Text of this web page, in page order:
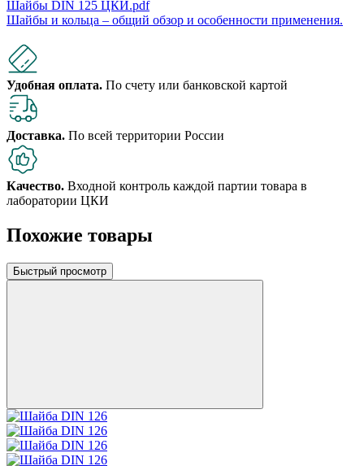
Шайбы DIN 125 ЦКИ.pdf
Шайбы и кольца – общий обзор и особенности применения.
Удобная оплата. По счету или банковской картой
Доставка. По всей территории России
Качество. Входной контроль каждой партии товара в
лаборатории ЦКИ
Похожие товары
Быстрый просмотр